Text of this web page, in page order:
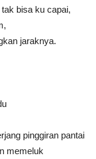
bisa ku capai,
jaraknya.
pinggiran pantai
memeluk